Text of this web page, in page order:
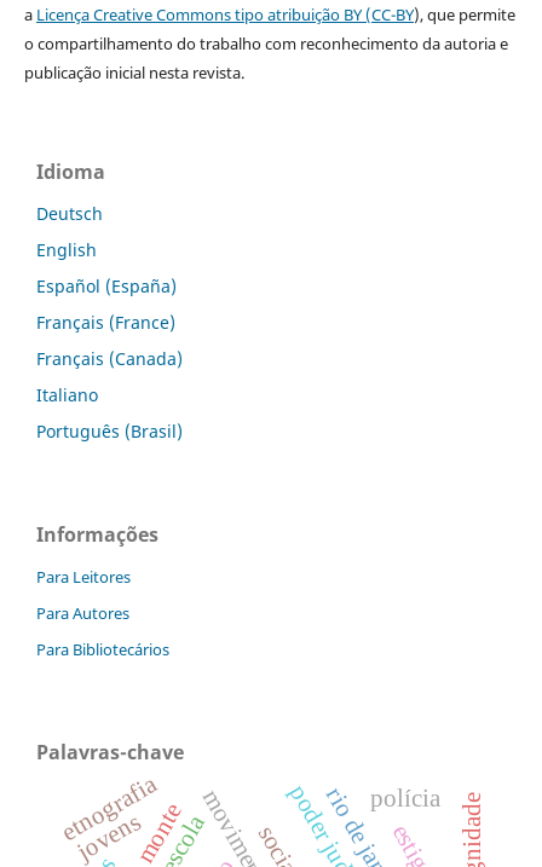
a Licença Creative Commons tipo atribuição BY (CC-BY), que permite
o compartilhamento do trabalho com reconhecimento da autoria e
publicação inicial nesta revista.
Idioma
Deutsch
English
Español (España)
Français (France)
Français (Canada)
Italiano
Português (Brasil)
Informações
Para Leitores
Para Autores
Para Bibliotecários
Palavras-chave
escola dignidade
jovens
etnografia polícia